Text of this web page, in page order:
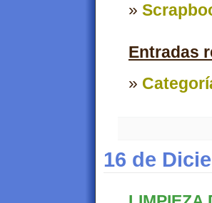
»
Entradas
»
16 de